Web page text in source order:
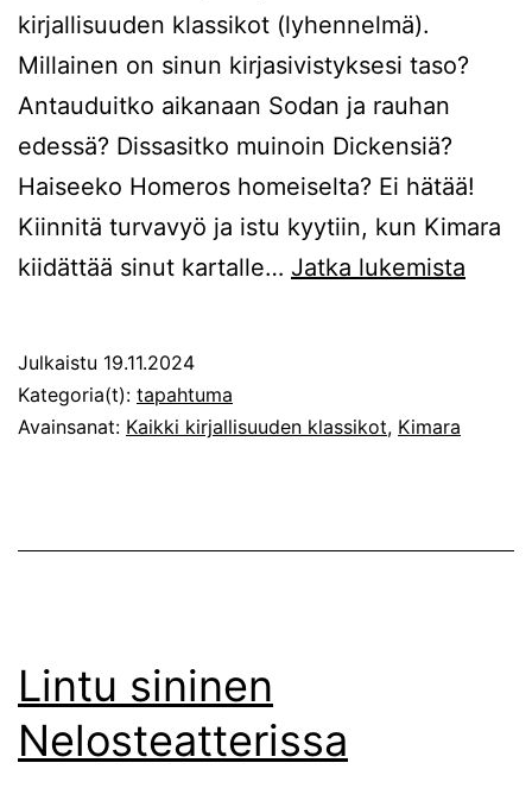
kirjallisuuden klassikot (lyhennelmä).
Millainen on sinun kirjasivistyksesi taso?
Antauduitko aikanaan Sodan ja rauhan
edessä? Dissasitko muinoin Dickensiä?
Haiseeko Homeros homeiselta? Ei hätää!
Kiinnitä turvavyö ja istu kyytiin, kun Kimara
kiidättää sinut kartalle… Jatka lukemista
Julkaistu 19.11.2024
Kategoria(t): tapahtuma
Avainsanat: Kaikki kirjallisuuden klassikot, Kimara
Lintu sininen
Nelosteatterissa